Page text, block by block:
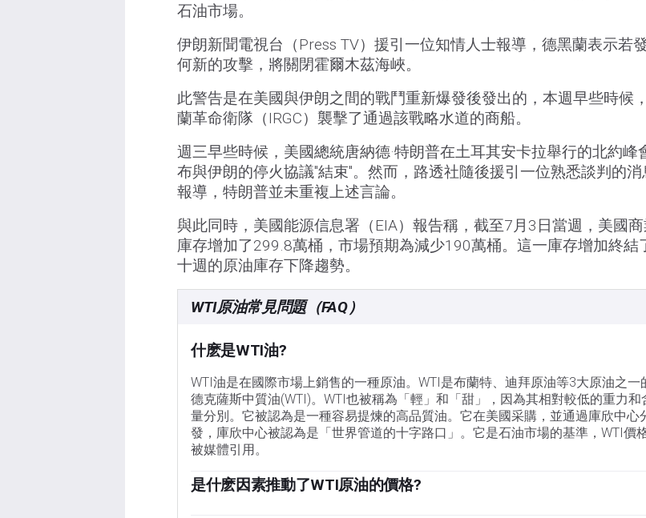
石油市場。
伊朗新聞電視台（Press TV）援引一位知情人士報導，德黑蘭表示若
何新的攻擊，將關閉霍爾木茲海峽。
此警告是在美國與伊朗之間的戰鬥重新爆發後發出的，本週早些時候
蘭革命衛隊（IRGC）襲擊了通過該戰略水道的商船。
週三早些時候，美國總統唐納德·特朗普在土耳其安卡拉舉行的北約峰
布與伊朗的停火協議"結束"。然而，路透社隨後援引一位熟悉談判的
報導，特朗普並未重複上述言論。
與此同時，美國能源信息署（EIA）報告稱，截至7月3日當週，美國
庫存增加了299.8萬桶，市場預期為減少190萬桶。這一庫存增加終結
十週的原油庫存下降趨勢。
WTI原油常見問題（FAQ）
什麽是WTI油?
WTI油是在國際市場上銷售的一種原油。WTI是布蘭特、迪拜原油等3大原油之一
德克薩斯中質油(WTI)。WTI也被稱為「輕」和「甜」，因為其相對較低的重力和
量分別。它被認為是一種容易提煉的高品質油。它在美國采購，並通過庫欣中心
發，庫欣中心被認為是「世界管道的十字路口」。它是石油市場的基準，WTI價
被媒體引用。
是什麽因素推動了WTI原油的價格?